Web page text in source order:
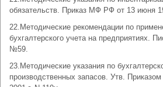
обязательств. Приказ МФ РФ от 13 июня
22.Методические рекомендации по
бухгалтерского учета на предприятиях.
№59.
23.Методические указания по
производственных запасов. Утв.